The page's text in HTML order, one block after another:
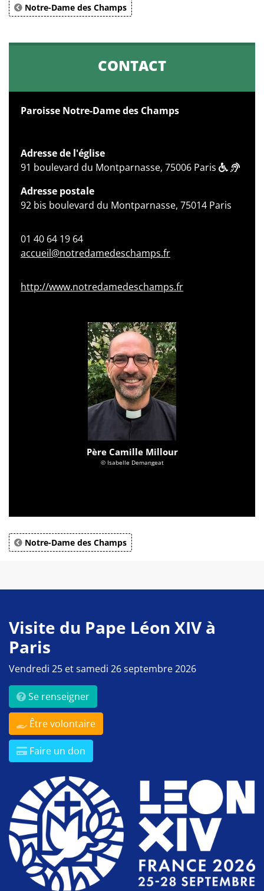
Notre-Dame des Champs
CONTACT
Paroisse Notre-Dame des Champs
Adresse de l'église
91 boulevard du Montparnasse, 75006 Paris
Adresse postale
92 bis boulevard du Montparnasse, 75014 Paris
01 40 64 19 64
accueil@notredamedeschamps.fr
http://www.notredamedeschamps.fr
Père Camille Millour
© Isabelle Demangeat
Notre-Dame des Champs
Visite du Pape Léon XIV à
Paris
Vendredi 25 et samedi 26 septembre 2026
Se renseigner
Être volontaire
Faire un don